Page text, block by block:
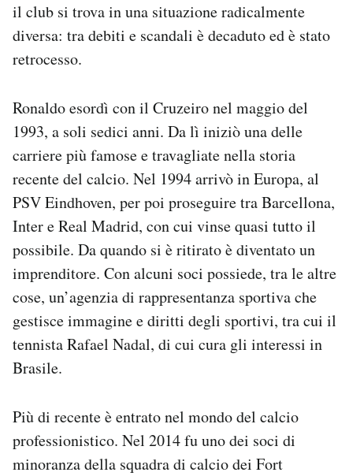
il club si trova in una situazione radicalmente
diversa: tra debiti e scandali è decaduto ed è stato
retrocesso.
Ronaldo esordì con il Cruzeiro nel maggio del
1993, a soli sedici anni. Da lì iniziò una delle
carriere più famose e travagliate nella storia
recente del calcio. Nel 1994 arrivò in Europa, al
PSV Eindhoven, per poi proseguire tra Barcellona,
Inter e Real Madrid, con cui vinse quasi tutto il
possibile. Da quando si è ritirato è diventato un
imprenditore. Con alcuni soci possiede, tra le altre
cose, un’agenzia di rappresentanza sportiva che
gestisce immagine e diritti degli sportivi, tra cui il
tennista Rafael Nadal, di cui cura gli interessi in
Brasile.
Più di recente è entrato nel mondo del calcio
professionistico. Nel 2014 fu uno dei soci di
minoranza della squadra di calcio dei Fort